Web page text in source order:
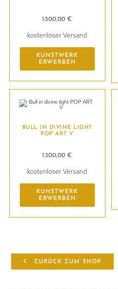
1.500,00€
kostenloser Versand
KUNSTWERK
ERWERBEN
BULL IN DIVINE LIGHT
POP ART V
1.300,00€
kostenloser Versand
KUNSTWERK
ERWERBEN
ZURÜCK ZUM SHOP